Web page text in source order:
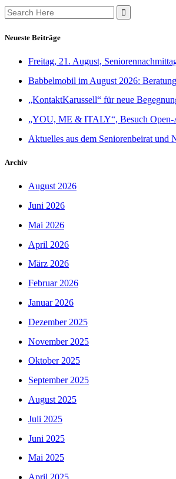
Search
for:
Neueste Beiträge
Freitag, 21. August,
Babbelmobil im August 2026:
„KontaktKarussell“ für neue
„YOU, ME & ITALY“, Besuch
Aktuelles aus dem Seniorenbeirat und
Archiv
August 2026
Juni 2026
Mai 2026
April 2026
März 2026
Februar 2026
Januar 2026
Dezember 2025
November 2025
Oktober 2025
September 2025
August 2025
Juli 2025
Juni 2025
Mai 2025